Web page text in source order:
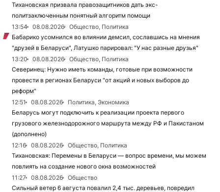
Тихановская призвала правозащитников дать экс-
политзаключенным понятный алгоритм помощи
13:54
08.08.2026
Общество, Политика
Бабарико усомнился во влиянии демсил, сославшись на мнения
"друзей в Беларуси", Латушко парировал: "У нас разные друзья"
13:20
08.08.2026
Общество, Политика
Северинец: Нужно иметь команды, готовые при возможности
провести в регионах Беларуси "от акций и новых выборов до
реформ"
12:51
08.08.2026
Политика, Экономика
Беларусь могут подключить к реализации проекта первого
грузового железнодорожного маршрута между РФ и Пакистаном
(дополнено)
12:16
08.08.2026
Общество, Политика
Тихановская: Перемены в Беларуси — вопрос времени, мы можем
повлиять на создание нового окна возможностей
11:27
08.08.2026
Общество
Сильный ветер 6 августа повалил 2,4 тыс. деревьев, повредил